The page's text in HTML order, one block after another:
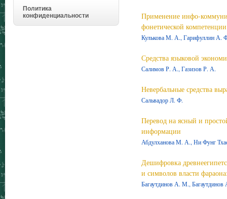
Политика
конфиденциальности
Применение инфо-
фонетической
Кулькова М. А., Гарифуллин А.
Средства языковой
Салимов Р. А., Газизов Р. А.
Невербальные средства
Сальвадор Л. Ф.
Перевод на ясный и
информации
Абдулханова М. А., Ни Фунг
Дешифровка
и символов власти
Багаутдинов А. М.,